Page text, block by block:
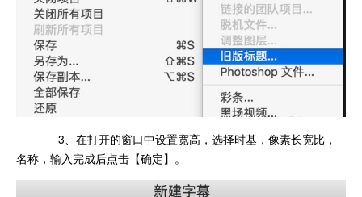
3、在打开的窗口中设置宽高，选择时基，像素长宽比，
名称，输入完成后点击【确定】。